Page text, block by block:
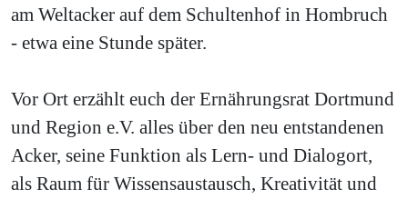
am Weltacker auf dem Schultenhof in Hombruch
- etwa eine Stunde später.
Vor Ort erzählt euch der Ernährungsrat Dortmund
und Region e.V. alles über den neu entstandenen
Acker, seine Funktion als Lern- und Dialogort,
als Raum für Wissensaustausch, Kreativität und